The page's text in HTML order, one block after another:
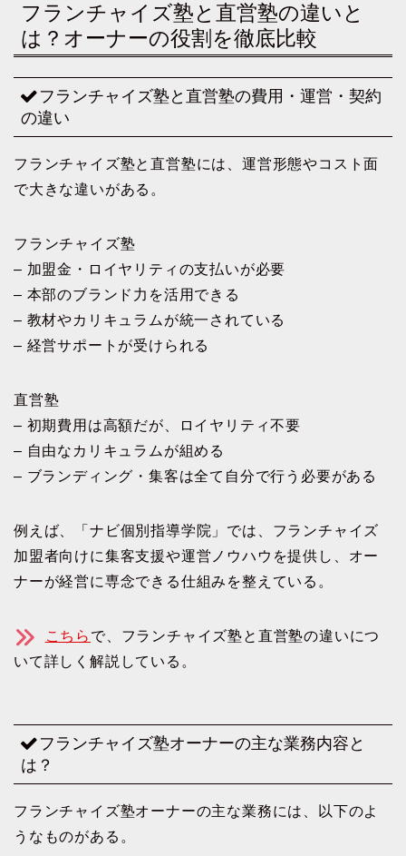
フランチャイズ塾と直営塾の違いと
は？オーナーの役割を徹底比較
フランチャイズ塾と直営塾の費用・運営・契約
の違い
フランチャイズ塾と直営塾には、運営形態やコスト面
で大きな違いがある。
フランチャイズ塾
– 加盟金・ロイヤリティの支払いが必要
– 本部のブランド力を活用できる
– 教材やカリキュラムが統一されている
– 経営サポートが受けられる
直営塾
– 初期費用は高額だが、ロイヤリティ不要
– 自由なカリキュラムが組める
– ブランディング・集客は全て自分で行う必要がある
例えば、「ナビ個別指導学院」では、フランチャイズ
加盟者向けに集客支援や運営ノウハウを提供し、オー
ナーが経営に専念できる仕組みを整えている。
こちら で、フランチャイズ塾と直営塾の違いにつ
いて詳しく解説している。
フランチャイズ塾オーナーの主な業務内容と
は？
フランチャイズ塾オーナーの主な業務には、以下のよ
うなものがある。